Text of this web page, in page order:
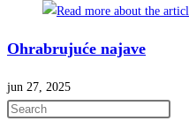
Ohrabrujuće najave
jun 27, 2025